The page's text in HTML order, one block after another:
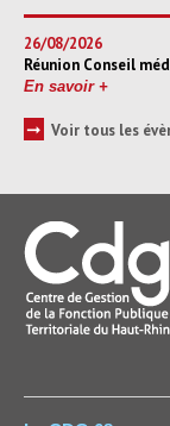
26/08/2026
Réunion Conseil
En savoir +
➞ Voir tous les